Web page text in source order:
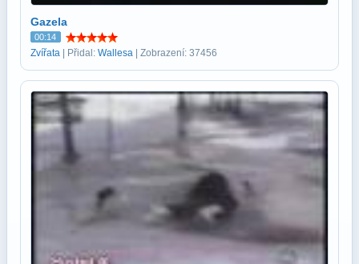
Gazela
00:14
Zvířata | Přidal: Wallesa | Zobrazení: 37456